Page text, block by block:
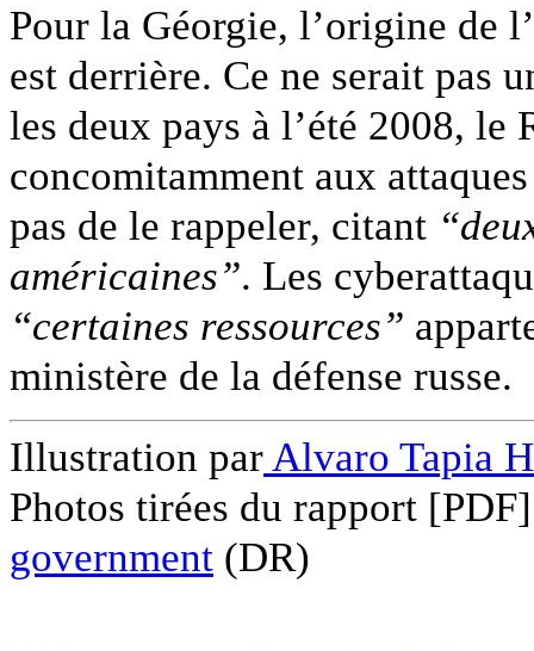
Pour la Géorgie, l’origine de
est derrière. Ce ne serait pas
les deux pays à l’été 2008, le
concomitamment aux
pas de le rappeler, citant
américaines”. Les
“certaines ressources”
ministère de la défense russe.
Illustration parAlvaro Tapia
Photos tirées du rapport
government (DR)